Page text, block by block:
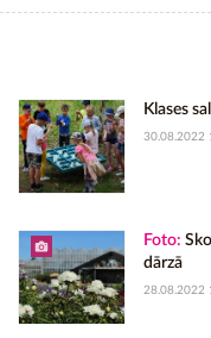
Klases
30.08.2022
Foto:
dārzā
28.08.2022